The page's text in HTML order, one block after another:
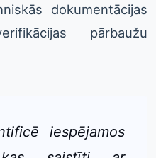
dokumentācijas
pārbaužu
iespējamos